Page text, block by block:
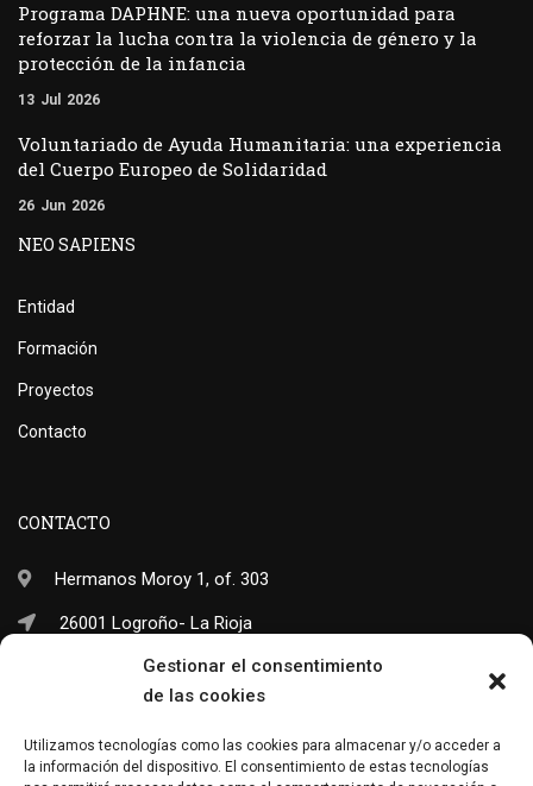
Gestionar el consentimiento
de las cookies
Utilizamos tecnologías como las cookies para almacenar y/o acceder a
la información del dispositivo. El consentimiento de estas tecnologías
Programa DAPHNE: una nueva oportunidad para
reforzar la lucha contra la violencia de género y la
protección de la infancia
13 Jul 2026
Voluntariado de Ayuda Humanitaria: una experiencia
del Cuerpo Europeo de Solidaridad
26 Jun 2026
NEO SAPIENS
Entidad
Formación
Proyectos
Contacto
CONTACTO
Hermanos Moroy 1, of. 303
26001 Logroño- La Rioja
(+34) 941 703 245